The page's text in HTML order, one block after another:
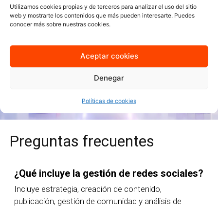
Utilizamos cookies propias y de terceros para analizar el uso del sitio
web y mostrarte los contenidos que más pueden interesarte. Puedes
conocer más sobre nuestras cookies.
Aceptar cookies
Denegar
Políticas de cookies
Impulsamos tu negocio en
Redes Sociales en Barbate
En AJA Publicidad te ayudamos a crecer en Social Media con
estrategias reales, cercanas y orientadas a resultados.
Quiero más información
Preguntas frecuentes
¿Qué incluye la gestión de redes sociales?
Incluye estrategia, creación de contenido,
publicación, gestión de comunidad y análisis de